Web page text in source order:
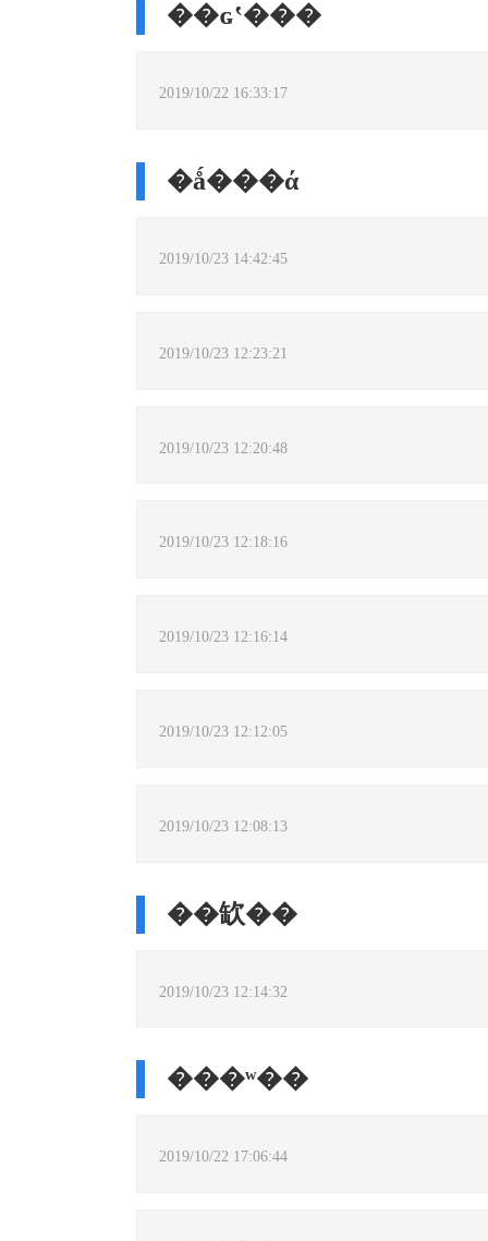
��ɢʽ���
2019/10/22 16:33:17
�ǻ���ά
2019/10/23 14:42:45
2019/10/23 12:23:21
2019/10/23 12:20:48
2019/10/23 12:18:16
2019/10/23 12:16:14
2019/10/23 12:12:05
2019/10/23 12:08:13
��缼��
2019/10/23 12:14:32
���ʷ��
2019/10/22 17:06:44